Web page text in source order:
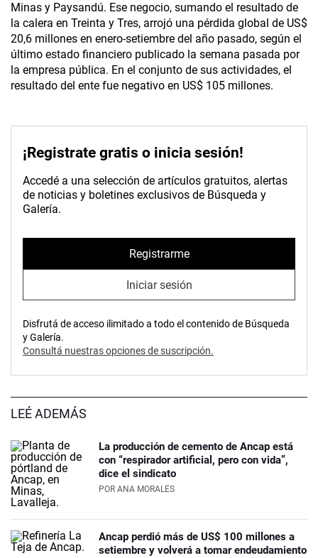
Minas y Paysandú. Ese negocio, sumando el resultado de
la calera en Treinta y Tres, arrojó una pérdida global de US$
20,6 millones en enero-setiembre del año pasado, según el
último estado financiero publicado la semana pasada por
la empresa pública. En el conjunto de sus actividades, el
resultado del ente fue negativo en US$ 105 millones.
¡Registrate gratis o inicia sesión!
Accedé a una selección de artículos gratuitos, alertas
de noticias y boletines exclusivos de Búsqueda y
Galería.
Registrarme
Iniciar sesión
Disfrutá de acceso ilimitado a todo el contenido de Búsqueda
y Galería.
Consultá nuestras opciones de suscripción.
LEÉ ADEMÁS
La producción de cemento de Ancap está
con “respirador artificial, pero con vida”,
dice el sindicato
POR ANA MORALES
Ancap perdió más de US$ 100 millones a
setiembre y volverá a tomar endeudamiento